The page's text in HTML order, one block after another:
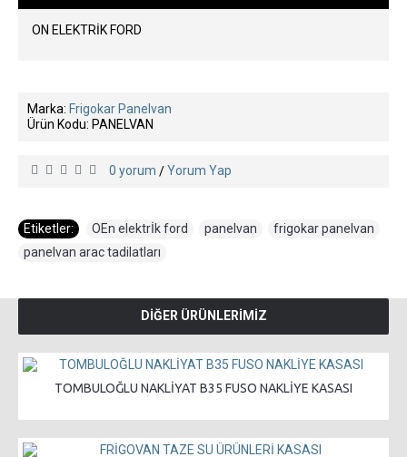
ON ELEKTRİK FORD
Marka: Frigokar Panelvan
Ürün Kodu: PANELVAN
0 yorum /Yorum Yap
Etiketler: OEn elektrİk ford panelvan frigokar panelvan
panelvan arac tadilatları
DİĞER ÜRÜNLERİMİZ
TOMBULOĞLU NAKLİYAT B35 FUSO NAKLİYE KASASI